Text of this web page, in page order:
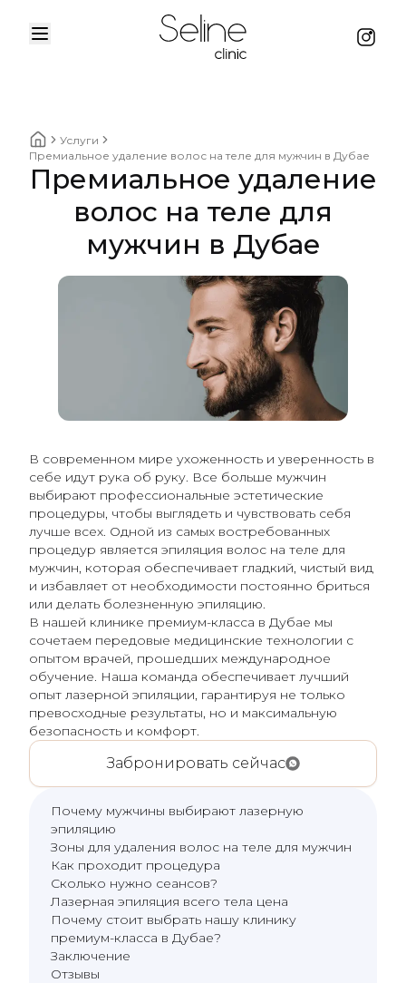
Home breadcrumbs
Услуги
Премиальное удаление волос на теле для мужчин в Дубае
Премиальное удаление
волос на теле для
мужчин в Дубае
В современном мире ухоженность и уверенность в
себе идут рука об руку. Все больше мужчин
выбирают профессиональные эстетические
процедуры, чтобы выглядеть и чувствовать себя
лучше всех. Одной из самых востребованных
процедур является эпиляция волос на теле для
мужчин, которая обеспечивает гладкий, чистый вид
и избавляет от необходимости постоянно бриться
или делать болезненную эпиляцию.
В нашей клинике премиум-класса в Дубае мы
сочетаем передовые медицинские технологии с
опытом врачей, прошедших международное
обучение. Наша команда обеспечивает лучший
опыт лазерной эпиляции, гарантируя не только
превосходные результаты, но и максимальную
безопасность и комфорт.
Забронировать сейчас
Почему мужчины выбирают лазерную
эпиляцию
Зоны для удаления волос на теле для мужчин
Как проходит процедура
Сколько нужно сеансов?
Лазерная эпиляция всего тела цена
Почему стоит выбрать нашу клинику
премиум-класса в Дубае?
Заключение
Отзывы